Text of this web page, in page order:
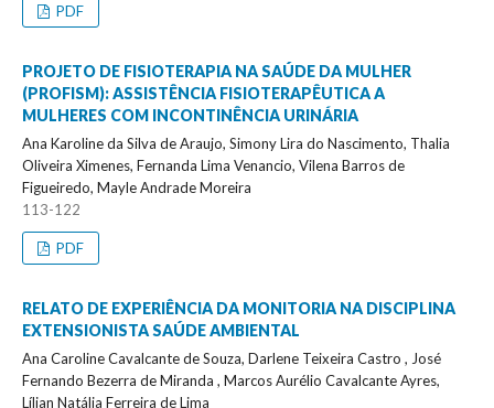
PDF
PROJETO DE FISIOTERAPIA NA SAÚDE DA MULHER
(PROFISM): ASSISTÊNCIA FISIOTERAPÊUTICA A
MULHERES COM INCONTINÊNCIA URINÁRIA
Ana Karoline da Silva de Araujo, Simony Lira do Nascimento, Thalia
Oliveira Ximenes, Fernanda Lima Venancio, Vilena Barros de
Figueiredo, Mayle Andrade Moreira
113-122
PDF
RELATO DE EXPERIÊNCIA DA MONITORIA NA DISCIPLINA
EXTENSIONISTA SAÚDE AMBIENTAL
Ana Caroline Cavalcante de Souza, Darlene Teixeira Castro , José
Fernando Bezerra de Miranda , Marcos Aurélio Cavalcante Ayres,
Lílian Natália Ferreira de Lima